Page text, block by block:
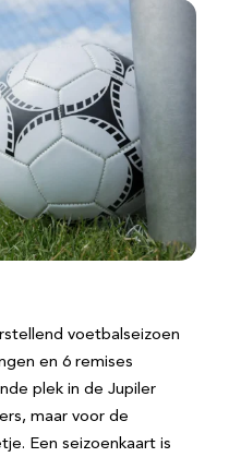
voetbalseizoen
en 6 remises
plek in de Jupiler
maar voor de
Een seizoenkaart is